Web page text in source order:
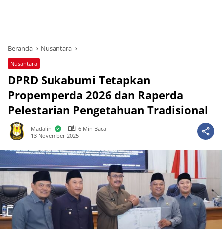
Beranda Nusantara
Nusantara
DPRD Sukabumi Tetapkan
Propemperda 2026 dan Raperda
Pelestarian Pengetahuan Tradisional
Madalin
6 Min Baca
13 November 2025